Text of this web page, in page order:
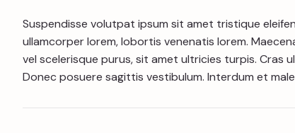
Suspendisse volutpat ipsum sit amet tristique
ullamcorper lorem, lobortis venenatis lorem.
vel scelerisque purus, sit amet ultricies turpis. Cras
Donec posuere sagittis vestibulum. Interdum et